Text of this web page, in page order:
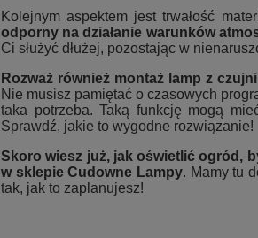
Kolejnym aspektem jest trwałość
odporny na działanie warunków
Ci służyć dłużej, pozostając w
Rozważ również montaż lamp z
Nie musisz pamiętać o czasowych
taka potrzeba. Taką funkcję mogą
Sprawdź, jakie to wygodne rozwiązanie!
Skoro wiesz już, jak oświetlić ogród,
w sklepie Cudowne Lampy. Mamy tu
tak, jak to zaplanujesz!